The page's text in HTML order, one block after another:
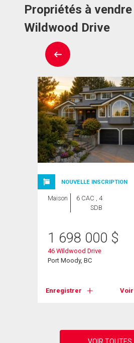
Propriétés à
Wildwood Drive
NOUVELLE INSCRIPTION
Maison
6 CAC , 4
SDB
1 698 000 $
46 Wildwood Drive
Port Moody, BC
Enregistrer Voir